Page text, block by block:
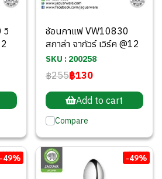
วิ
ช้อนกาแฟ VW10830
สกาล่า จากัวร์ เวิร์ค @12
SKU : 200258
฿255฿130
Add to cart
Compare
-49% -49%